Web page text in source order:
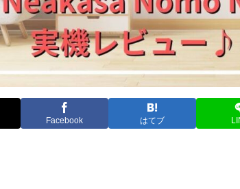
Facebook はてブ